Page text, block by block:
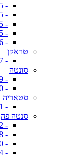
- 2021-2025 (בנזין)
- 2021-2025 (הייבריד)
- 2025+ (בנזין)
- 2025+ (לונג הייבריד)
- 2026+ (הייבריד)
טראקן
- 2001-2007
סונטה
- 2014-2019
- 2020+
סטאריה
- 2021+
סנטה פה
- 2006-2012
- 2012-2018
- 2018-2020
- 2021-2024